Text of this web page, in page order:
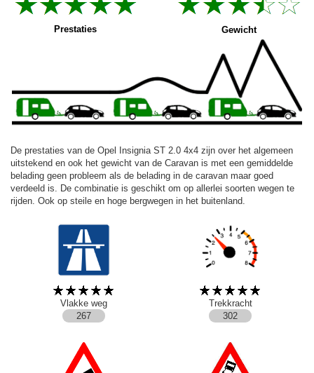
Prestaties Gewicht
De prestaties van de Opel Insignia ST 2.0 4x4 zijn over het algemeen
uitstekend en ook het gewicht van de Caravan is met een gemiddelde
belading geen probleem als de belading in de caravan maar goed
verdeeld is. De combinatie is geschikt om op allerlei soorten wegen te
rijden. Ook op steile en hoge bergwegen in het buitenland.
Vlakke weg
Trekkracht
267
302